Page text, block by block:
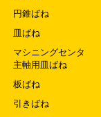
円錐ばね
皿ばね
マシニングセンタ
主軸用皿ばね
板ばね
引きばね